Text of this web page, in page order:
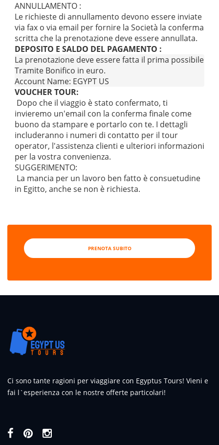
ANNULLAMENTO :
Le richieste di annullamento devono essere inviate
via fax o via email per fornire la Società la conferma
scritta che la prenotazione deve essere annullata.
DEPOSITO E SALDO DEL PAGAMENTO :
La prenotazione deve essere fatta il prima possibile
Tramite Bonifico in euro.
Account Name: EGYPT US
VOUCHER TOUR:
Dopo che il viaggio è stato confermato, ti
invieremo un'email con la conferma finale come
buono da stampare e portarlo con te. I dettagli
includeranno i numeri di contatto per il tour
operator, l'assistenza clienti e ulteriori informazioni
per la vostra convenienza.
SUGGERIMENTO:
La mancia per un lavoro ben fatto è consuetudine
in Egitto, anche se non è richiesta.
PRENOTA SUBITO
Ci sono tante ragioni per viaggiare con Egyptus Tours! Vieni e
fai l`esperienza con le nostre offerte particolari!